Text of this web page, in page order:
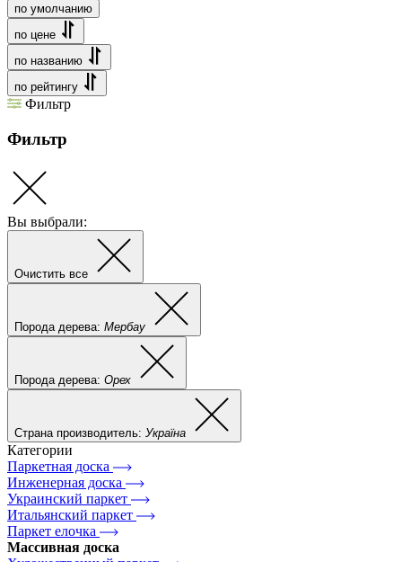
по умолчанию
по цене
по названию
по рейтингу
Фильтр
Фильтр
Вы выбрали:
Очистить все
Порода дерева: Мербау
Порода дерева: Орех
Страна производитель: Україна
Категории
Паркетная доска
Инженерная доска
Украинский паркет
Итальянский паркет
Паркет елочка
Массивная доска